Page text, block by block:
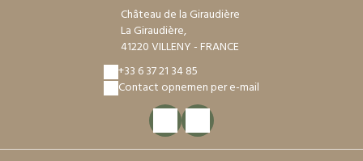
Château de la Giraudière
La Giraudière,
41220 VILLENY - FRANCE
+33 6 37 21 34 85
Contact opnemen per e-mail